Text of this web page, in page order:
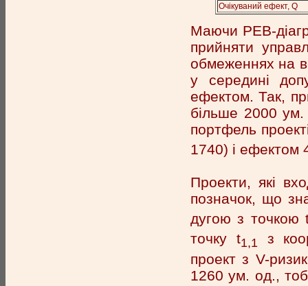
Очікуваний ефект, Q
Маючи РЕВ-
прийняти
обмеженнях на
у середині
ефектом. Так,
більше 2000 ум.
портфель
1740) і ефектом
Проекти, які
позначок, що
дугою з точкою
точку t1,1 з
проект з V-
1260 ум. од.,